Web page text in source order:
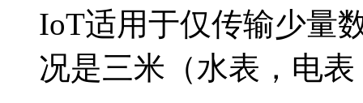
IoT适用于仅传输少量
况是三米（水表，电